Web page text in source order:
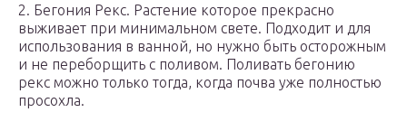
2. Бегония Рекс. Растение которое прекрасно
выживает при минимальном свете. Подходит и для
использования в ванной, но нужно быть осторожным
и не переборщить с поливом. Поливать бегонию
рекс можно только тогда, когда почва уже полностью
просохла.